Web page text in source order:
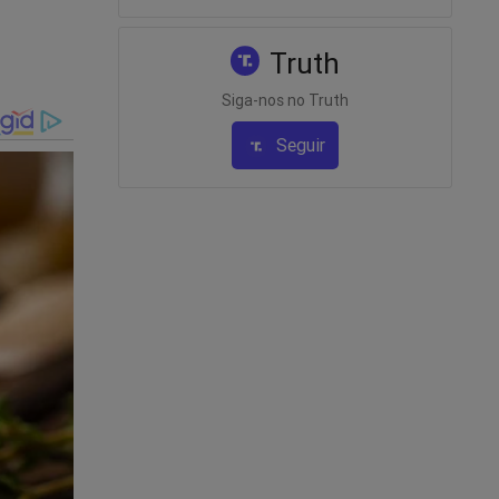
Truth
Siga-nos no Truth
Seguir